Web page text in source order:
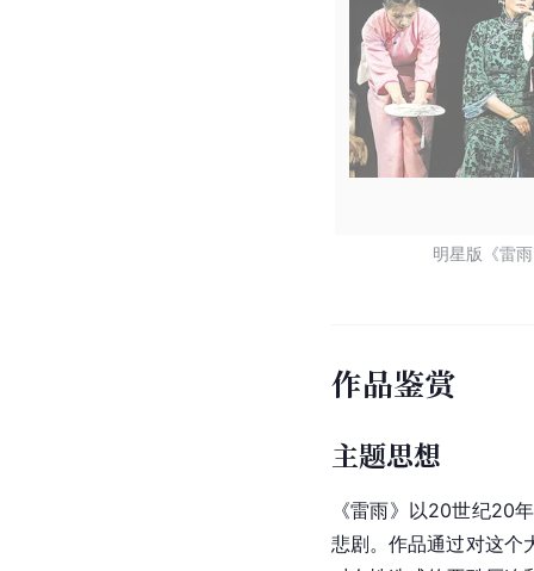
明星版《雷
作品鉴赏
主题思想
《雷雨》以20世纪20
悲剧。作品通过对这个